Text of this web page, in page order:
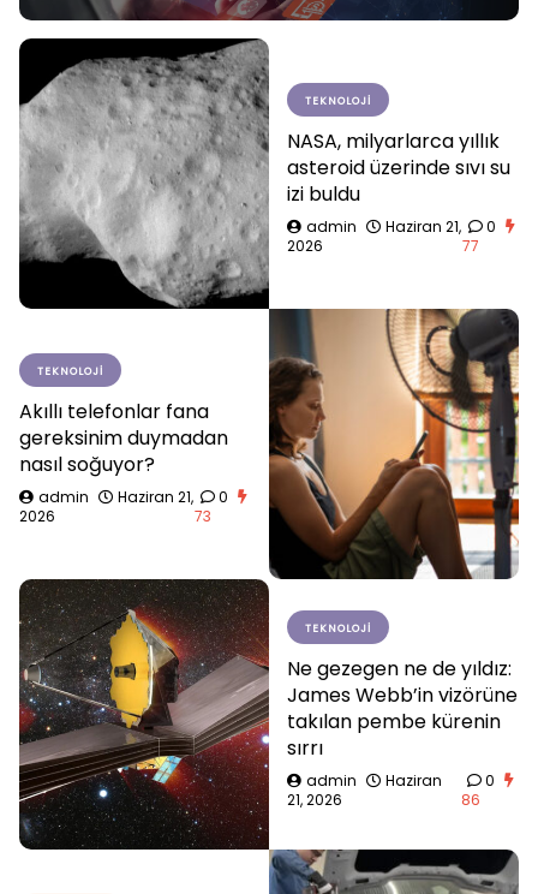
TEKNOLOJI
NASA, milyarlarca yıllık
asteroid üzerinde sıvı su
izi buldu
admin
Haziran 21,
2026
0
77
TEKNOLOJI
Akıllı telefonlar fana
gereksinim duymadan
nasıl soğuyor?
admin
Haziran 21,
2026
0
73
TEKNOLOJI
Ne gezegen ne de yıldız:
James Webb’in vizörüne
takılan pembe kürenin
sırrı
admin
Haziran
21, 2026
0
86